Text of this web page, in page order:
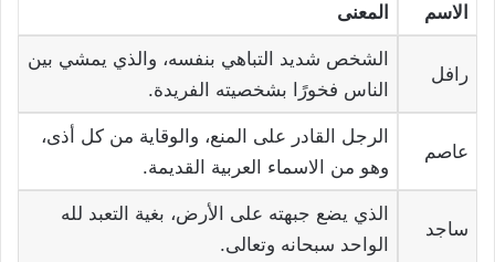
الاسم المعنى
رافل
الشخص شديد التباهي بنفسه، والذي يمشي بين
الناس فخورًا بشخصيته الفريدة.
عاصم
الرجل القادر على المنع، والوقاية من كل أذى،
وهو من الاسماء العربية القديمة.
ساجد
الذي يضع جبهته على الأرض، بغية التعبد لله
الواحد سبحانه وتعالى.